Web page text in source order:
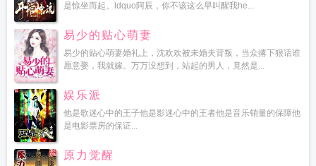
是惊坐而起。ldquo阿辰，你不该这么早叫醒我he...
易少的贴心萌妻
易少的贴心萌妻婚礼上，沈欢欢被未婚夫背叛，当众撂下狠话谁
愿意娶，我就嫁。万万没想到，站起的男人，竟然是...
娱乐派
他是歌迷心中的王子他是影迷心中的王者他是音乐销量的保障他
是电影票房的保证...
原力觉醒